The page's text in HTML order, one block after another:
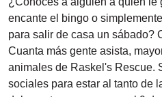
encante el bingo o
para salir de casa un sábado?
Cuanta más gente asista,
animales de Raskel's Rescue.
sociales para estar al tanto de